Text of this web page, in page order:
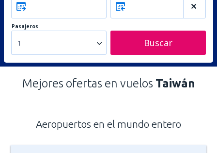
Pasajeros
1 Buscar
Mejores ofertas en vuelos Taiwán
Aeropuertos en el mundo entero